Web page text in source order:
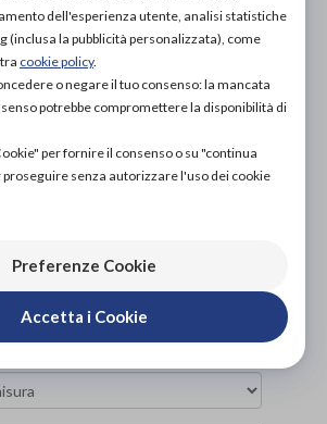
sono ben tollerabili e favoriscono
cutanea, rendendole ideali per
IN NEGOZIO
IN NEGOZIO
dell'esperienza utente, analisi statistiche
(inclusa la pubblicità personalizzata), come
cookie policy.
o negare il tuo consenso: la mancata
potrebbe compromettere la disponibilità di
per fornire il consenso o su "continua
proseguire senza autorizzare l'uso dei cookie
Preferenze Cookie
Accetta i Cookie